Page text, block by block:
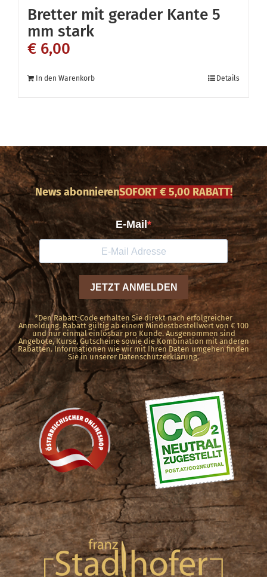
Bretter mit gerader Kante 5
mm stark
€ 6,00
In den Warenkorb Details
News abonnierenSOFORT € 5,00 RABATT!
*Den Rabatt-Code erhalten Sie direkt nach erfolgreicher
Anmeldung. Rabatt gültig ab einem Mindestbestellwert von € 100
und nur einmal einlösbar pro Kunde. Ausgenommen sind
Angebote, Kurse, Gutscheine sowie die Kombination mit anderen
Rabatten. Informationen wie wir mit Ihren Daten umgehen finden
Sie in unserer Datenschutzerklärung.